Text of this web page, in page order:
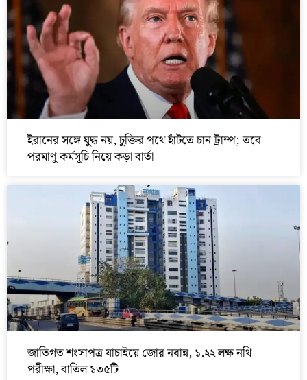
ইরানের সঙ্গে যুদ্ধ নয়, চুক্তির পথে হাঁটতে চান ট্রাম্প; তবে
পরমাণু কর্মসূচি নিয়ে কড়া বার্তা
জাতিগত শংসাপত্র যাচাইয়ে জোর নবান্ন, ১.২২ লক্ষ নথি
পরীক্ষা, বাতিল ১৩৫টি